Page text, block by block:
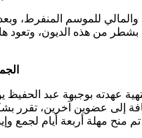
عهدته بوجبهة عبد
منح مهلة أربعة أيام لجمع